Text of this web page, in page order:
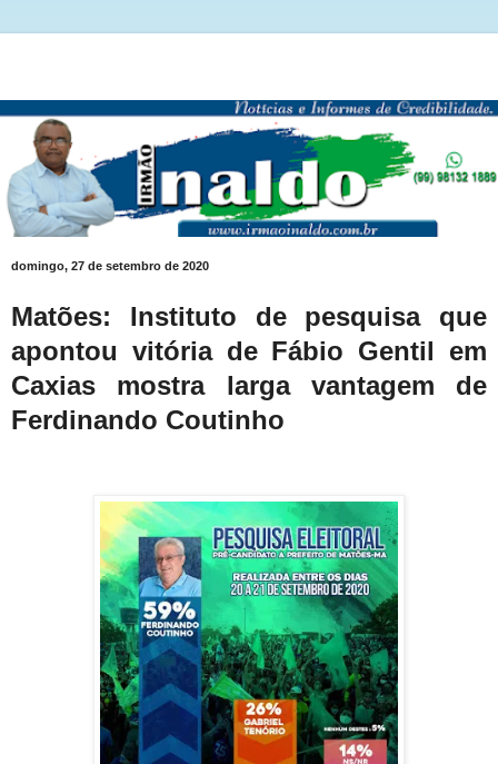
domingo, 27 de setembro de 2020
Matões: Instituto de pesquisa que
apontou vitória de Fábio Gentil em
Caxias mostra larga vantagem de
Ferdinando Coutinho